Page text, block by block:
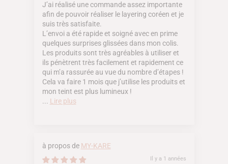
J’ai réalisé une commande assez importante
afin de pouvoir réaliser le layering coréen et je
suis très satisfaite.
L’envoi a été rapide et soigné avec en prime
quelques surprises glissées dans mon colis.
Les produits sont très agréables à utiliser et
ils pénètrent très facilement et rapidement ce
qui m’a rassurée au vue du nombre d’étapes !
Cela va faire 1 mois que j’utilise les produits et
mon teint est plus lumineux !
... Lire plus
MY-KARE
Il y a 1 années